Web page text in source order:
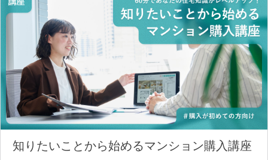
知りたいことから始めるマンション購入講座